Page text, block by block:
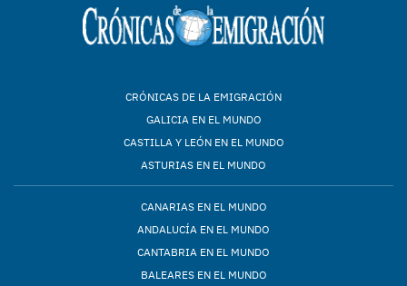
CRÓNICAS DE LA EMIGRACIÓN
GALICIA EN EL MUNDO
CASTILLA Y LEÓN EN EL MUNDO
ASTURIAS EN EL MUNDO
CANARIAS EN EL MUNDO
ANDALUCÍA EN EL MUNDO
CANTABRIA EN EL MUNDO
BALEARES EN EL MUNDO